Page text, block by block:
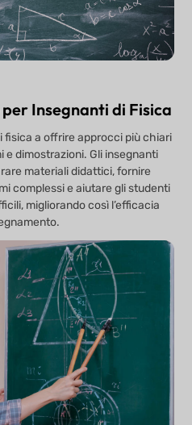
Insegnanti di Fisica
fisica a offrire approcci più chiari
e dimostrazioni. Gli insegnanti
materiali didattici, fornire
complessi e aiutare gli studenti
migliorando così l’efficacia